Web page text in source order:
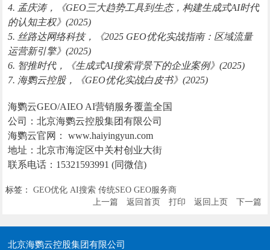
4. 孟庆涛，《GEO三大趋势工具到生态，构建生成式AI时代
的认知主权》(2025)
5. 丝路达网络科技，《2025 GEO优化实战指南：区域流量
运营新引擎》(2025)
6. 智推时代，《生成式AI搜索背景下的企业案例》(2025)
7. 海鹦云控股，《GEO优化实战白皮书》(2025)
海鹦云GEO/AIEO AI营销服务覆盖全国
公司：北京海鹦云控股集团有限公司
海鹦云官网： www.haiyingyun.com
地址：北京市海淀区中关村创业大街
联系电话：15321593991 (同微信)
标签： GEO优化 AI搜索 传统SEO GEO服务商
上一篇
返回首页 打印 返回上页 下一篇
北京海鹦云控股集团有限公司